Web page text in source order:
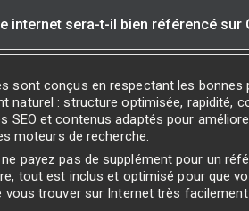
internet sera-t-il bien référencé sur
sont conçus en respectant les bonnes
naturel : structure optimisée, rapidité,
SEO et contenus adaptés pour
moteurs de recherche.
payez pas de supplément pour un
tout est inclus et optimisé pour que
vous trouver sur Internet très